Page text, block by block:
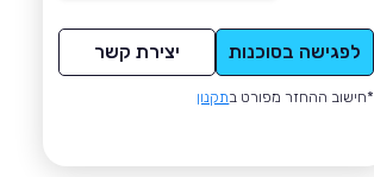
לפגישה בסוכנות יצירת קשר
*חישוב ההחזר מפורט בתקנון